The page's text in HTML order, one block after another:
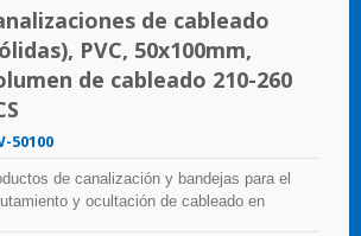
de cableado
PVC, 50x100mm,
de cableado 210-260
50100
de canalización y bandejas para el
y ocultación de cableado en